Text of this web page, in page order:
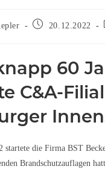
20.12.2022
60
C&A-
startete die Firma BST
Brandschutzauflagen